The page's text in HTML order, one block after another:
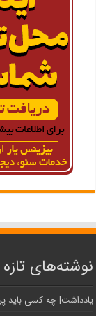
نوشته‌های تازه
یادداشت| ‌چه کسی باید